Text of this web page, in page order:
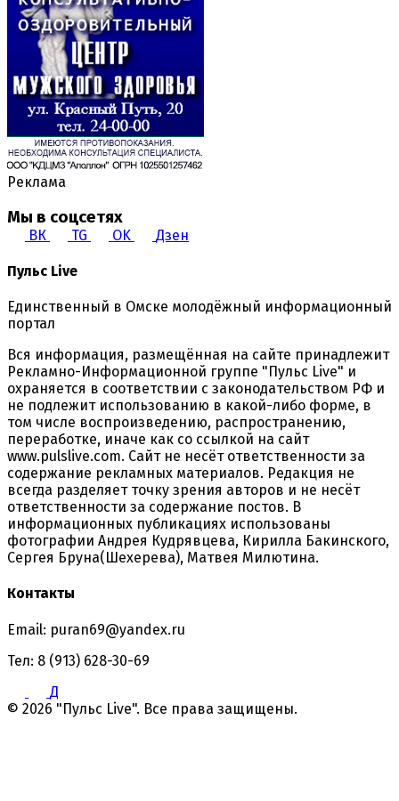
Реклама
Мы в соцсетях
ВК TG OK Дзен
Пульс Live
Единственный в Омске молодёжный информационный
портал
Вся информация, размещённая на сайте принадлежит
Рекламно-Информационной группе "Пульс Live" и
охраняется в соответствии с законодательством РФ и
не подлежит использованию в какой-либо форме, в
том числе воспроизведению, распространению,
переработке, иначе как со ссылкой на сайт
www.pulslive.com. Сайт не несёт ответственности за
содержание рекламных материалов. Редакция не
всегда разделяет точку зрения авторов и не несёт
ответственности за содержание постов. В
информационных публикациях использованы
фотографии Андрея Кудрявцева, Кирилла Бакинского,
Сергея Бруна(Шехерева), Матвея Милютина.
Контакты
Email: puran69@yandex.ru
Тел: 8 (913) 628-30-69
Д
© 2026 "Пульс Live". Все права защищены.